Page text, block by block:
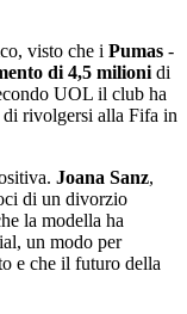
visto che i Pumas -
di 4,5 milioni di
UOL il club ha
rivolgersi alla Fifa in
Joana Sanz,
di un divorzio
la modella ha
un modo per
e che il futuro della